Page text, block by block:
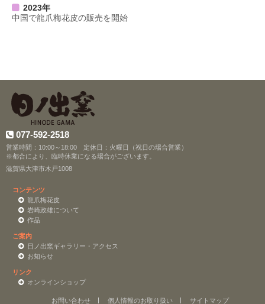
2023年
中国で龍爪梅花皮の販売を開始
077-592-2518
営業時間：10:00～18:00 定休日：火曜日（祝日の場合営業）
※都合により、臨時休業になる場合がございます。
滋賀県大津市木戸1008
コンテンツ
龍爪梅花皮
岩崎政雄について
作品
ご案内
日ノ出窯ギャラリー・アクセス
お知らせ
リンク
オンラインショップ
お問い合わせ 個人情報のお取り扱い サイトマップ